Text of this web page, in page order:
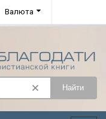
Валюта
Найти